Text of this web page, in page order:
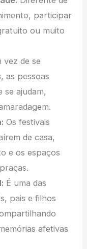
participar
ou muito
vez de se
as pessoas
se ajudam,
Os festivais
de casa,
e os espaços
É uma das
pais e filhos
afetivas